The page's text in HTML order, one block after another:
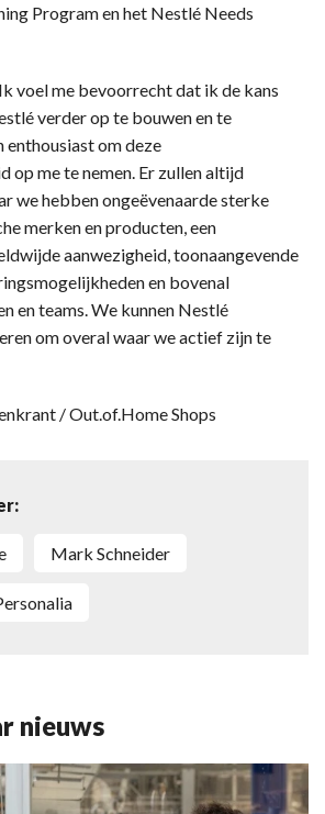
Program en het Nestlé Needs
voel me bevoorrecht dat ik de kans
verder op te bouwen en te
enthousiast om deze
op me te nemen. Er zullen altijd
we hebben ongeëvenaarde sterke
merken en producten, een
aanwezigheid, toonaangevende
en bovenal
en teams. We kunnen Nestlé
om overal waar we actief zijn te
/ Out.of.Home Shops
Mark Schneider
personalia
nieuws